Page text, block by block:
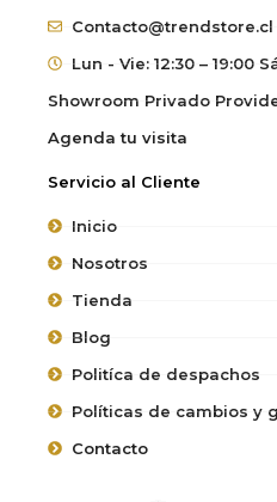
Contacto@trendstore.cl
Lun - Vie: 12:30 – 19:00
Showroom Privado
Agenda tu visita
Servicio al Cliente
Inicio
Nosotros
Tienda
Blog
Politíca de despachos
Políticas de cambios y
Contacto